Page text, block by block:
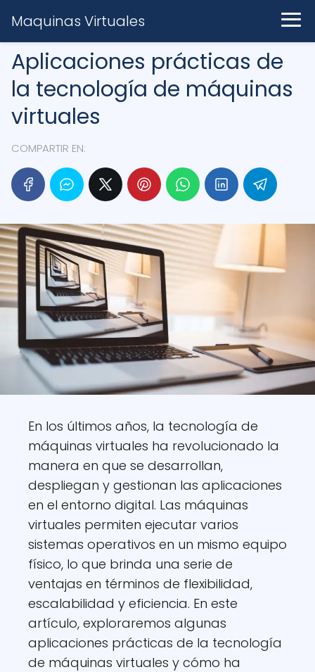
Maquinas Virtuales
Aplicaciones prácticas de
la tecnología de máquinas
virtuales
COMPARTIR EN:
En los últimos años, la tecnología de
máquinas virtuales ha revolucionado la
manera en que se desarrollan,
despliegan y gestionan las aplicaciones
en el entorno digital. Las máquinas
virtuales permiten ejecutar varios
sistemas operativos en un mismo equipo
físico, lo que brinda una serie de
ventajas en términos de flexibilidad,
escalabilidad y eficiencia. En este
artículo, exploraremos algunas
aplicaciones prácticas de la tecnología
de máquinas virtuales y cómo ha